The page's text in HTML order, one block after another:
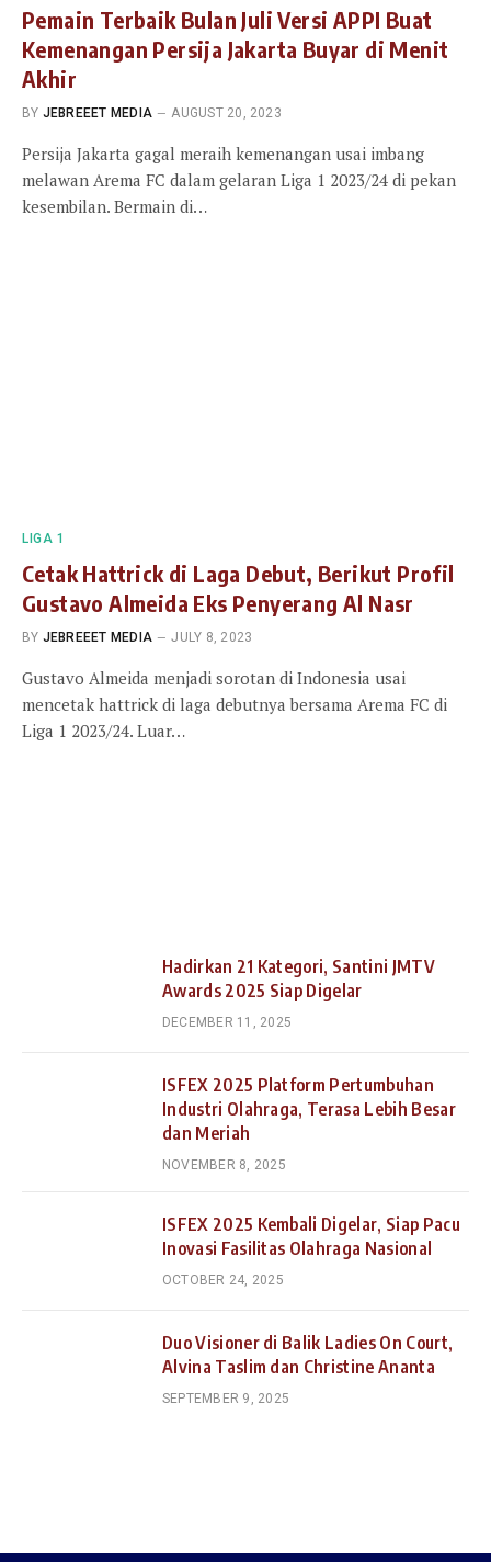
Pemain Terbaik Bulan Juli Versi APPI Buat
Kemenangan Persija Jakarta Buyar di Menit
Akhir
BY JEBREEET MEDIA AUGUST 20, 2023
Persija Jakarta gagal meraih kemenangan usai imbang
melawan Arema FC dalam gelaran Liga 1 2023/24 di pekan
kesembilan. Bermain di…
LIGA 1
Cetak Hattrick di Laga Debut, Berikut Profil
Gustavo Almeida Eks Penyerang Al Nasr
BY JEBREEET MEDIA JULY 8, 2023
Gustavo Almeida menjadi sorotan di Indonesia usai
mencetak hattrick di laga debutnya bersama Arema FC di
Liga 1 2023/24. Luar…
Hadirkan 21 Kategori, Santini JMTV
Awards 2025 Siap Digelar
DECEMBER 11, 2025
ISFEX 2025 Platform Pertumbuhan
Industri Olahraga, Terasa Lebih Besar
dan Meriah
NOVEMBER 8, 2025
ISFEX 2025 Kembali Digelar, Siap Pacu
Inovasi Fasilitas Olahraga Nasional
OCTOBER 24, 2025
Duo Visioner di Balik Ladies On Court,
Alvina Taslim dan Christine Ananta
SEPTEMBER 9, 2025